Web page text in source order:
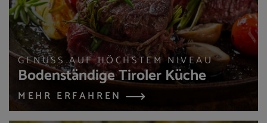
GENUSS AUF HÖCHSTEM NIVEAU
Bodenständige Tiroler Küche
MEHR ERFAHREN